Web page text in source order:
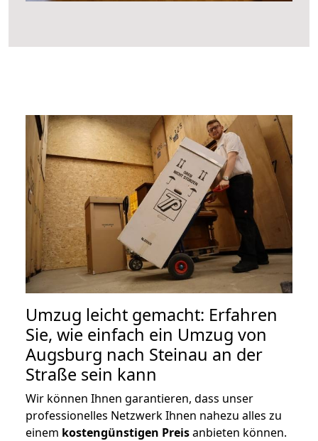
Umzug leicht gemacht: Erfahren
Sie, wie einfach ein Umzug von
Augsburg nach Steinau an der
Straße sein kann
Wir können Ihnen garantieren, dass unser
professionelles Netzwerk Ihnen nahezu alles zu
einem kostengünstigen Preisanbieten können.